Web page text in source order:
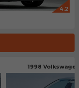
4.2
1998